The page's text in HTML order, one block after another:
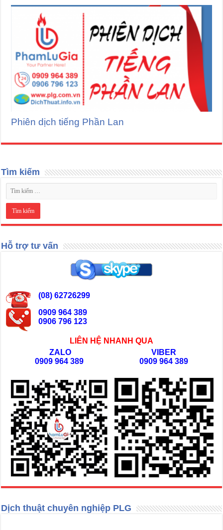
Phiên dịch tiếng Phần Lan
Tìm kiếm
Hỗ trợ tư vấn
(08) 62726299
0909 964 389
0906 796 123
LIÊN HỆ NHANH QUA
ZALO
0909 964 389
VIBER
0909 964 389
Dịch thuật chuyên nghiệp PLG